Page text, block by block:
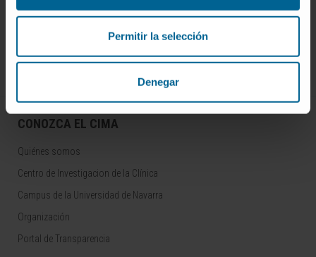
Permitir la selección
Denegar
SUSCRIBIRSE
CONOZCA EL CIMA
Quiénes somos
Centro de Investigacion de la Clínica
Campus de la Universidad de Navarra
Organización
Portal de Transparencia